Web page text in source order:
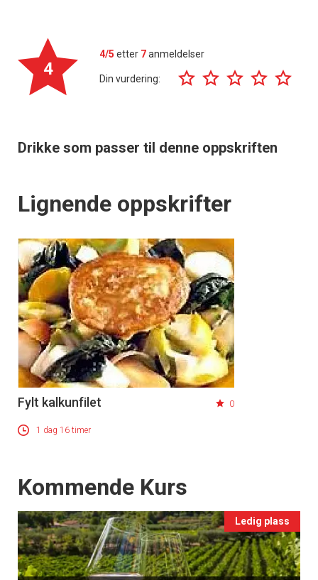
4
4/5 etter 7anmeldelser
Din vurdering:
Drikke som passer til denne oppskriften
Lignende oppskrifter
Fylt kalkunfilet 0
1 dag 16 timer
Events
Kommende Kurs
Ledig plass